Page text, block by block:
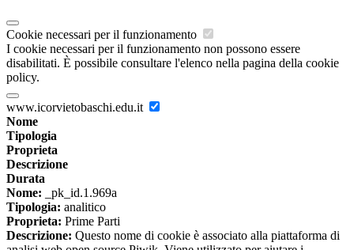
Cookie necessari per il funzionamento
I cookie necessari per il funzionamento non possono essere
disabilitati. È possibile consultare l'elenco nella pagina della cookie
policy.
www.icorvietobaschi.edu.it
Nome
Tipologia
Proprieta
Descrizione
Durata
Nome: _pk_id.1.969a
Tipologia: analitico
Proprieta: Prime Parti
Descrizione: Questo nome di cookie è associato alla piattaforma di